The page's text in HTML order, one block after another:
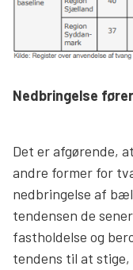
Nedbringelse
Det er afgørende,
andre former for
nedbringelse af
tendensen de
fastholdelse og
tendens til at